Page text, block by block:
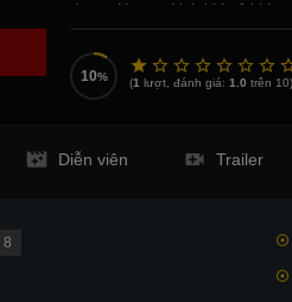
được Hương Linh khi cô bị
10 (1 lượt, đánh giá: 1.0 trên 10)
Diễn viên Trailer
8